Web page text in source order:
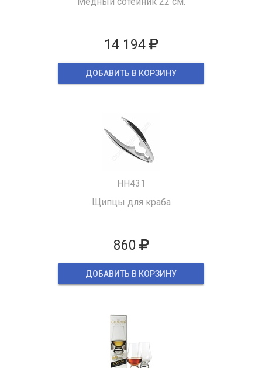
14 194
ДОБАВИТЬ В КОРЗИНУ
HH431
Щипцы для краба
860
ДОБАВИТЬ В КОРЗИНУ